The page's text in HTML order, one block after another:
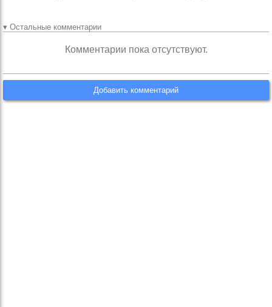
▾ Остальные комментарии
Комментарии пока отсутствуют.
Добавить комментарий